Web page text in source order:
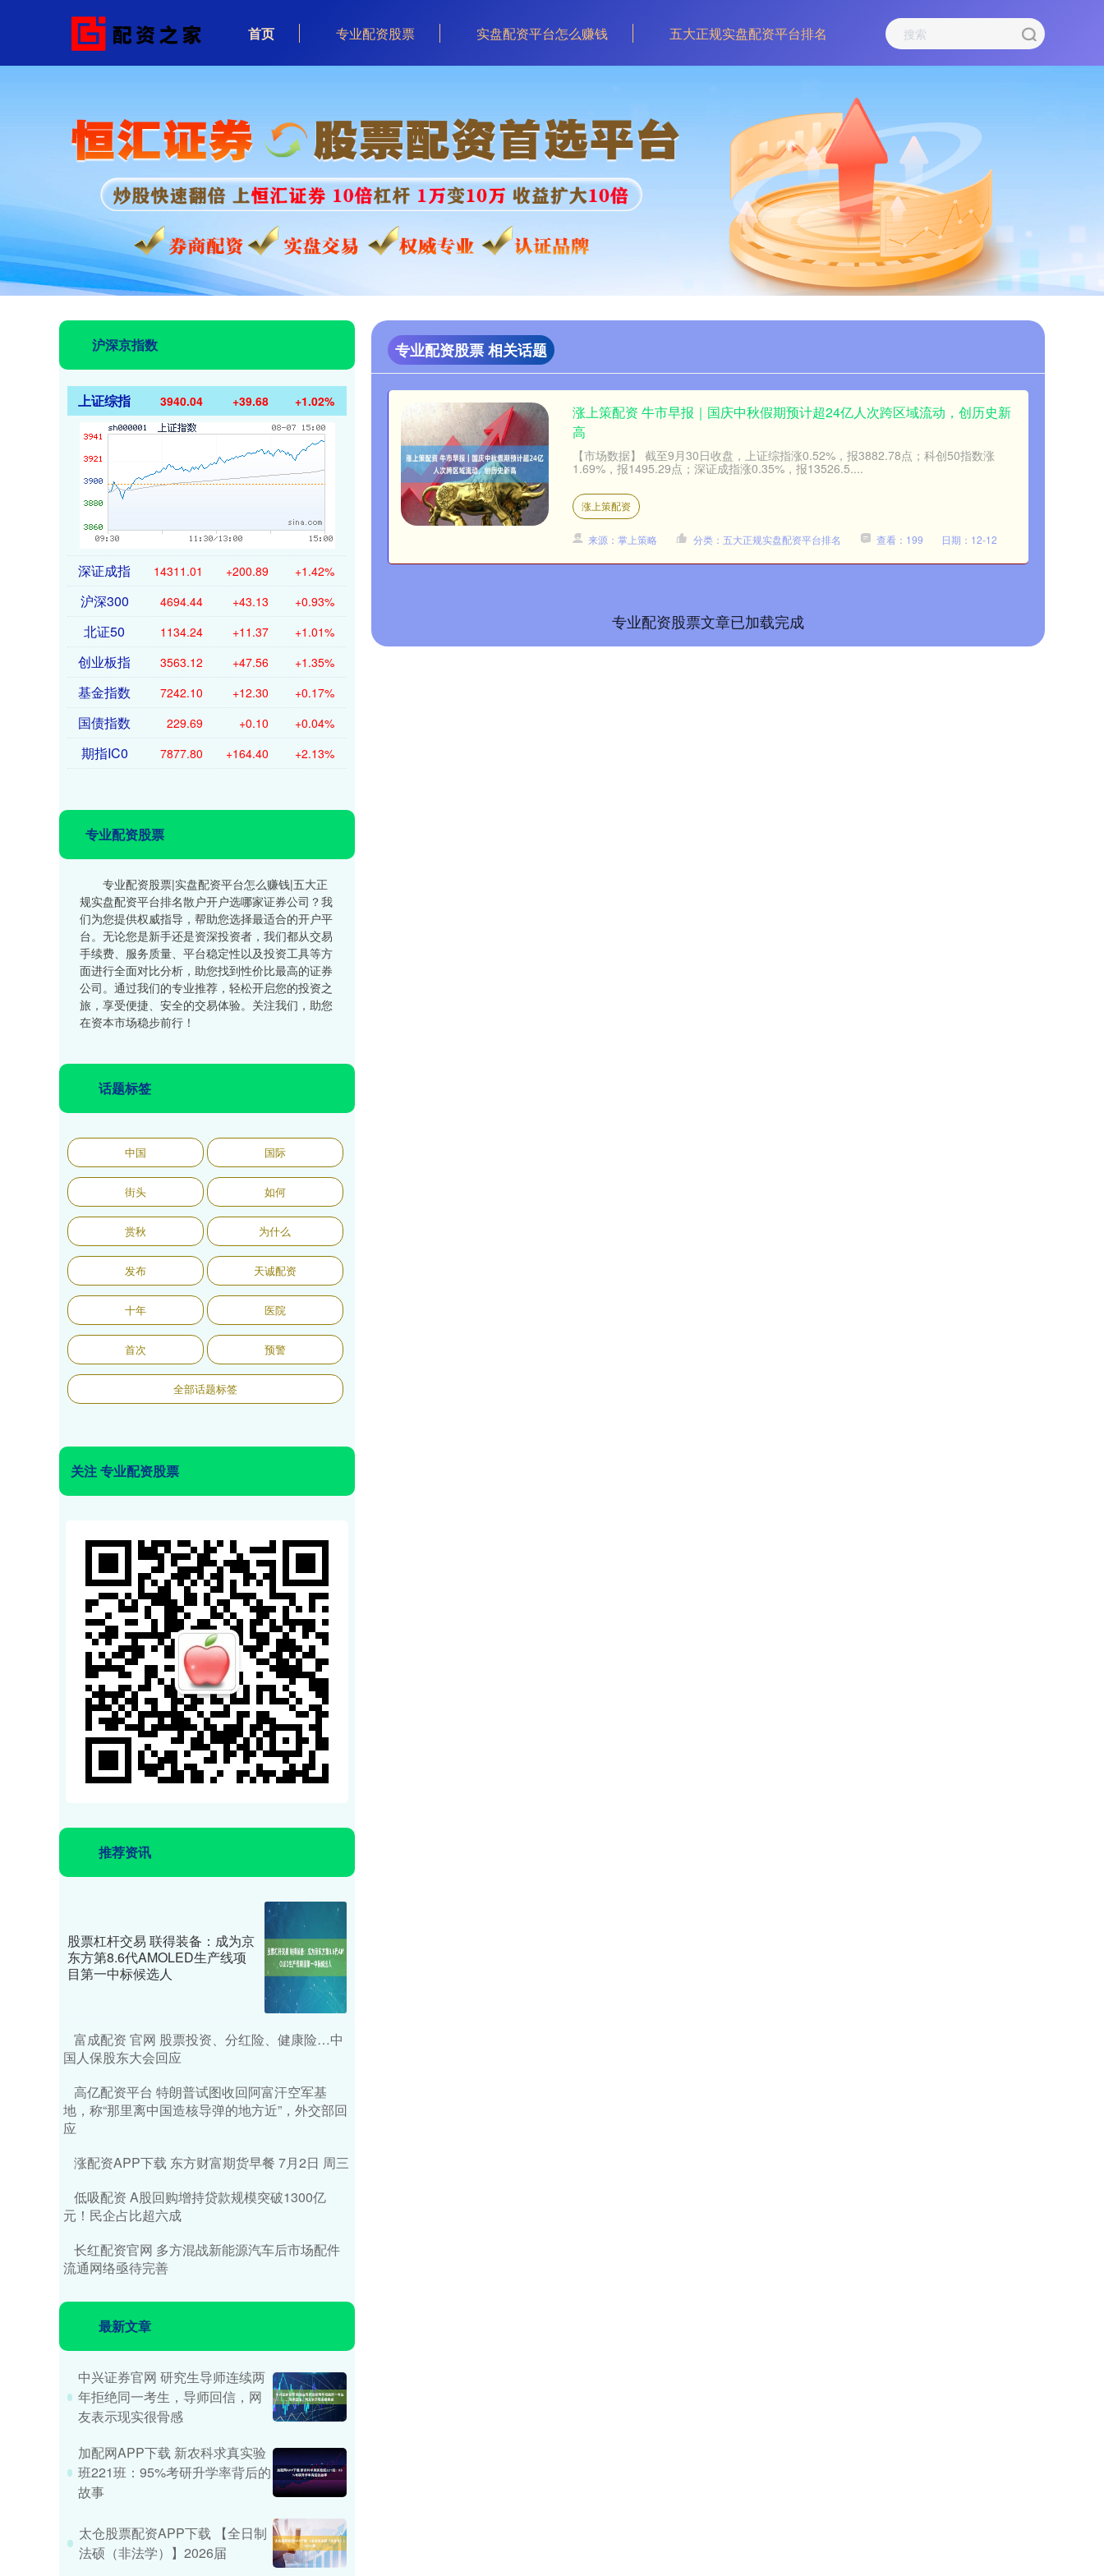
首页 专业配资股票 实盘配资平台怎么赚钱 五大正规实盘配资平台排名
专业配资股票 相关话题
涨上策配资 牛市早报｜国庆中秋假期预计超24亿人次跨区域流动，创历史新
高
【市场数据】 截至9月30日收盘，上证综指涨0.52%，报3882.78点；科创50指数涨
1.69%，报1495.29点；深证成指涨0.35%，报13526.5....
涨上策配资
来源：掌上策略 分类：五大正规实盘配资平台排名 查看：199 日期：12-12
专业配资股票文章已加载完成
沪深京指数
上证综指 3940.04 +39.68 +1.02%
深证成指 14311.01 +200.89 +1.42%
沪深300 4694.44 +43.13 +0.93%
北证50 1134.24 +11.37 +1.01%
创业板指 3563.12 +47.56 +1.35%
基金指数 7242.10 +12.30 +0.17%
国债指数 229.69 +0.10 +0.04%
期指IC0 7877.80 +164.40 +2.13%
专业配资股票
专业配资股票|实盘配资平台怎么赚钱|五大正
规实盘配资平台排名散户开户选哪家证券公司？我
们为您提供权威指导，帮助您选择最适合的开户平
台。无论您是新手还是资深投资者，我们都从交易
手续费、服务质量、平台稳定性以及投资工具等方
面进行全面对比分析，助您找到性价比最高的证券
公司。通过我们的专业推荐，轻松开启您的投资之
旅，享受便捷、安全的交易体验。关注我们，助您
在资本市场稳步前行！
话题标签
中国 国际
街头 如何
赏秋 为什么
发布 天诚配资
十年 医院
首次 预警
全部话题标签
关注 专业配资股票
推荐资讯
股票杠杆交易 联得装备：成为京
东方第8.6代AMOLED生产线项
目第一中标候选人
富成配资 官网 股票投资、分红险、健康险…中
国人保股东大会回应
高亿配资平台 特朗普试图收回阿富汗空军基
地，称“那里离中国造核导弹的地方近”，外交部回
应
涨配资APP下载 东方财富期货早餐 7月2日 周三
低吸配资 A股回购增持贷款规模突破1300亿
元！民企占比超六成
长红配资官网 多方混战新能源汽车后市场配件
流通网络亟待完善
最新文章
中兴证券官网 研究生导师连续两
年拒绝同一考生，导师回信，网
友表示现实很骨感
加配网APP下载 新农科求真实验
班221班：95%考研升学率背后的
故事
太仓股票配资APP下载 【全日制
法硕（非法学）】2026届